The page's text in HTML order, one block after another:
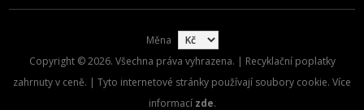
Měna
Copyright © 2026. Všechna práva vyhrazena. | Recyklační poplatky
zahrnuty v ceně. | Tyto internetové stránky používají soubory cookie. Více
informací zde.